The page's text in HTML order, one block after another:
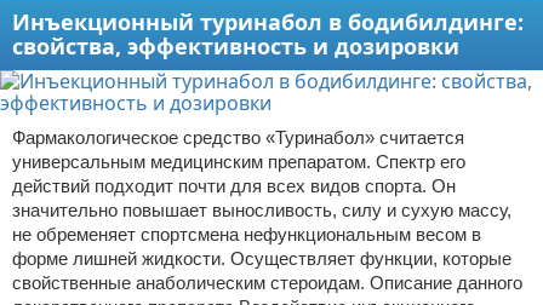
Инъекционный туринабол в бодибилдинге:
свойства, эффективность и дозировки
Фармакологическое средство «Туринабол» считается
универсальным медицинским препаратом. Спектр его
действий подходит почти для всех видов спорта. Он
значительно повышает выносливость, силу и сухую массу,
не обременяет спортсмена нефункциональным весом в
форме лишней жидкости. Осуществляет функции, которые
свойственные анаболическим стероидам. Описание данного